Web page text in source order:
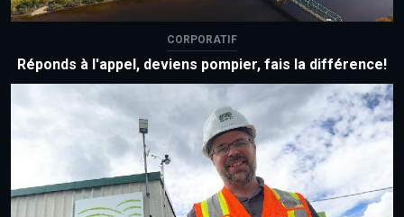
CORPORATIF
Réponds à l'appel, deviens pompier, fais la différence!